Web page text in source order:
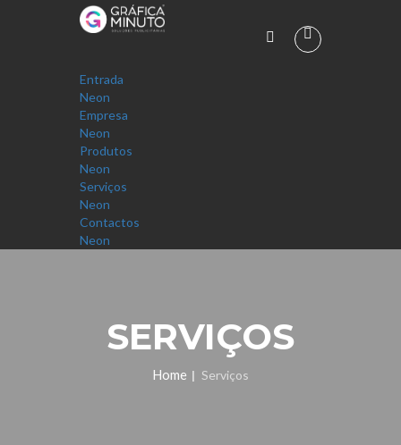
Entrada
Neon
Empresa
Neon
Produtos
Neon
Serviços
Neon
Contactos
Neon
SERVIÇOS
Home | Serviços